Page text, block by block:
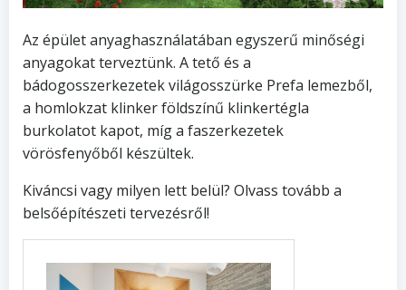
Az épület anyaghasználatában egyszerű minőségi
anyagokat terveztünk. A tető és a
bádogosszerkezetek világosszürke Prefa lemezből,
a homlokzat klinker földszínű klinkertégla
burkolatot kapot, míg a faszerkezetek
vörösfenyőből készültek.
Kiváncsi vagy milyen lett belül? Olvass tovább a
belsőépítészeti tervezésről!